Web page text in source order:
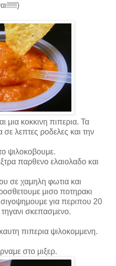
μια κοκκινη πιπερια. Τα
λεπτες ροδελες και την
ψιλοκοβουμε.
παρθενο ελαιολαδο και
σε χαμηλη φωτια και
μισο ποτηρακι
για περιπου 20
σκεπασμενο.
πιπερια ψιλοκομμενη.
στο μιξερ.